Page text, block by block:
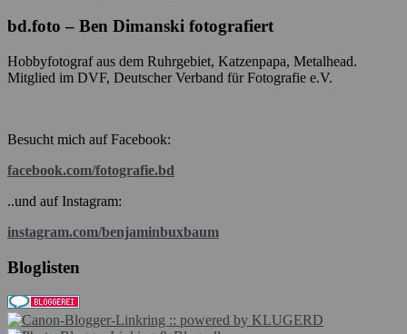
bd.foto – Ben Dimanski fotografiert
Hobbyfotograf aus dem Ruhrgebiet, Katzenpapa, Metalhead.
Mitglied im DVF, Deutscher Verband für Fotografie e.V.
Besucht mich auf Facebook:
facebook.com/fotografie.bd
..und auf Instagram:
instagram.com/benjaminbuxbaum
Bloglisten